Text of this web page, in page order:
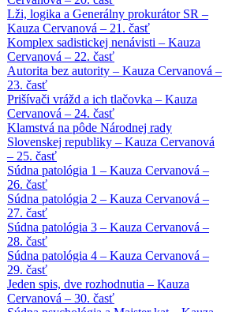
Lži, logika a Generálny prokurátor SR –
Kauza Cervanová – 21. časť
Komplex sadistickej nenávisti – Kauza
Cervanová – 22. časť
Autorita bez autority – Kauza Cervanová –
23. časť
Prišívači vrážd a ich tlačovka – Kauza
Cervanová – 24. časť
Klamstvá na pôde Národnej rady
Slovenskej republiky – Kauza Cervanová
– 25. časť
Súdna patológia 1 – Kauza Cervanová –
26. časť
Súdna patológia 2 – Kauza Cervanová –
27. časť
Súdna patológia 3 – Kauza Cervanová –
28. časť
Súdna patológia 4 – Kauza Cervanová –
29. časť
Jeden spis, dve rozhodnutia – Kauza
Cervanová – 30. časť